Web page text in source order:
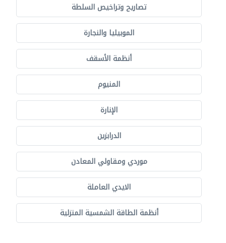
تصاريح وتراخيص السلطة
الموبيليا والنجارة
أنظمة الأسقف
المنيوم
الإنارة
الدرابزين
موردي ومقاولي المعادن
الايدي العاملة
أنظمة الطاقة الشمسية المنزلية